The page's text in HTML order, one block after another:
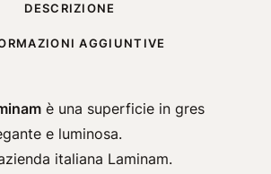
DESCRIZIONE
AGGIUNTIVE
è una superficie in gres
e luminosa.
italiana Laminam.